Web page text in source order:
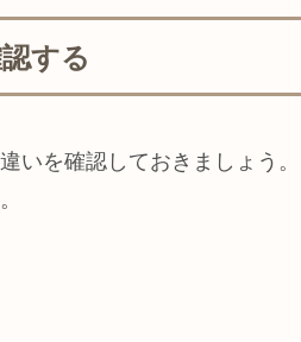
する
いを確認しておきましょう。